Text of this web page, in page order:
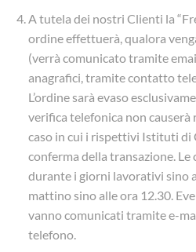
A tutela dei nostri Clienti la
ordine effettuerà, qualora
(verrà comunicato tramite
anagrafici, tramite contatto
L’ordine sarà evaso
verifica telefonica non
caso in cui i rispettivi Istituti di
conferma della transazione. Le
durante i giorni lavorativi sino
mattino sino alle ora 12.30.
vanno comunicati tramite e-
telefono.